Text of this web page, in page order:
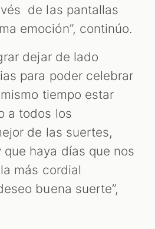
de las pantallas
emoción”, continúo.
dejar de lado
para poder celebrar
tiempo estar
a todos los
de las suertes,
haya días que nos
más cordial
buena suerte”,